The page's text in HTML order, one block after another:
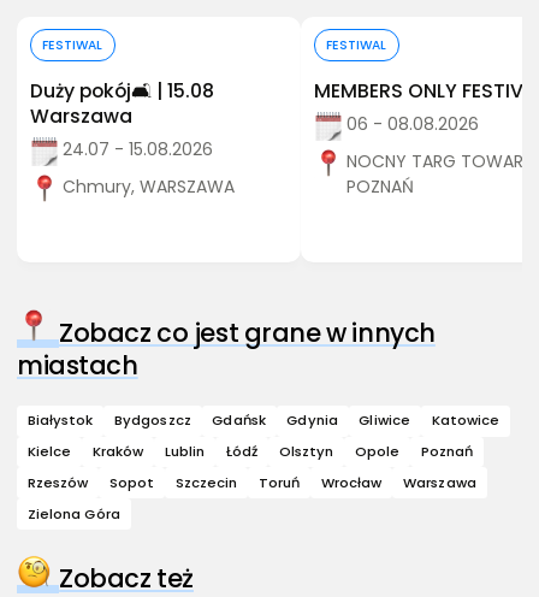
FESTIWAL
Duży pokój🛋️ | 15.08
Warszawa
24.07 - 15.08.2026
Chmury, WARSZAWA
FESTIWAL
MEMBERS ONLY
06 - 08.08.2026
NOCNY TARG
POZNAŃ
Zobacz co jest grane w innych
miastach
Białystok Bydgoszcz Gdańsk Gdynia Gliwice
Katowice
Kielce
Kraków Lublin Łódź Olsztyn Opole
Poznań
Rzeszów
Sopot Szczecin Toruń Wrocław
Warszawa
Zielona Góra
Zobacz też